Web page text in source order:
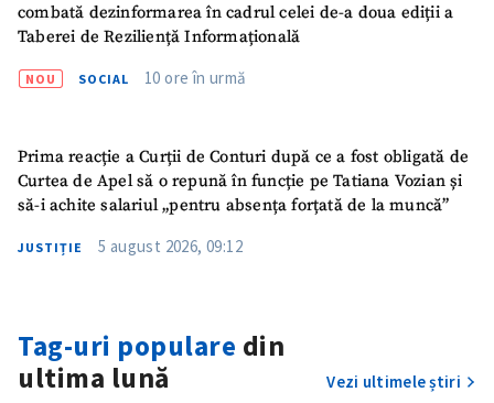
combată dezinformarea în cadrul celei de-a doua ediții a
Taberei de Reziliență Informațională
NOU SOCIAL 10 ore în urmă
Prima reacție a Curții de Conturi după ce a fost obligată de
Curtea de Apel să o repună în funcție pe Tatiana Vozian și
să-i achite salariul „pentru absența forțată de la muncă”
JUSTIȚIE 5 august 2026, 09:12
Tag-uri populare din
ultima lună
Vezi ultimele știri
Email+ Emailul meu
Am citit și sunt de
acord cu politica de
confidențialitate
TRIMITE ȘTIREA